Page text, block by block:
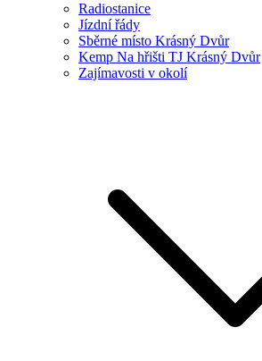
Radiostanice
Jízdní řády
Sběrné místo Krásný Dvůr
Kemp Na hřišti TJ Krásný Dvůr
Zajímavosti v okolí